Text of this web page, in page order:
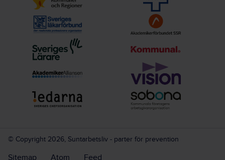
© Copyright 2026, Suntarbetsliv - parter för prevention
Sitemap Atom Feed